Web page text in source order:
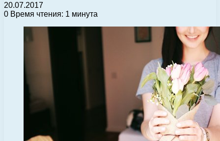
20.07.2017
0 Время чтения: 1 минута